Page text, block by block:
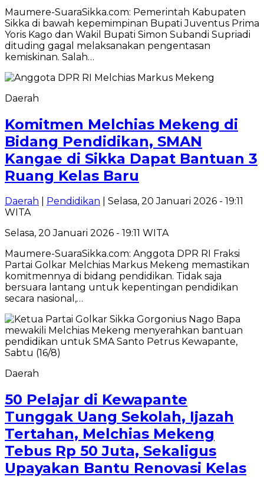
Maumere-SuaraSikka.com: Pemerintah Kabupaten
Sikka di bawah kepemimpinan Bupati Juventus Prima
Yoris Kago dan Wakil Bupati Simon Subandi Supriadi
dituding gagal melaksanakan pengentasan
kemiskinan. Salah…
Daerah
Komitmen Melchias Mekeng di
Bidang Pendidikan, SMAN
Kangae di Sikka Dapat Bantuan 3
Ruang Kelas Baru
Daerah Pendidikan | Selasa, 20 Januari 2026 - 19:11
WITA
Selasa, 20 Januari 2026 - 19:11 WITA
Maumere-SuaraSikka.com: Anggota DPR RI Fraksi
Partai Golkar Melchias Markus Mekeng memastikan
komitmennya di bidang pendidikan. Tidak saja
bersuara lantang untuk kepentingan pendidikan
secara nasional,…
Daerah
50 Pelajar di Kewapante
Tunggak Uang Sekolah, Ijazah
Tertahan, Melchias Mekeng
Tebus Rp 50 Juta, Sekaligus
Upayakan Bantu Renovasi Kelas